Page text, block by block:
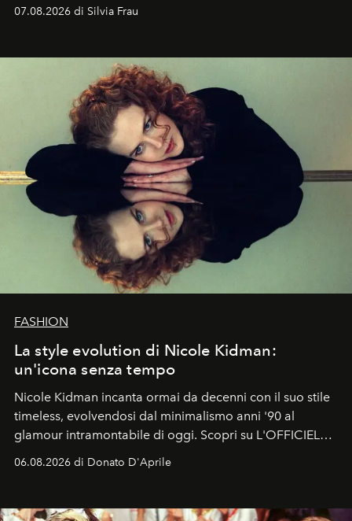
07.08.2026 di Silvia Frau
FASHION
La style evolution di Nicole Kidman:
un'icona senza tempo
Nicole Kidman incanta ormai da decenni con il suo stile
timeless, evolvendosi dal minimalismo anni '90 al
glamour intramontabile di oggi. Scopri su L'OFFICIEL
Italia la sua style evolution.
06.08.2026 di Donato D'Aprile